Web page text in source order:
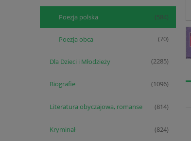
Poezja polska (584)
Poezja obca (70)
Dla Dzieci i Młodzieży (2285)
Biografie (1096)
Literatura obyczajowa, romanse (814)
Kryminał (824)